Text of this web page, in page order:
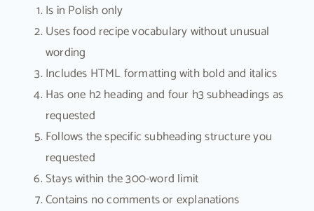
Is in Polish only
Uses food recipe vocabulary without unusual
wording
Includes HTML formatting with bold and italics
Has one h2 heading and four h3 subheadings as
requested
Follows the specific subheading structure you
requested
Stays within the 300-word limit
Contains no comments or explanations